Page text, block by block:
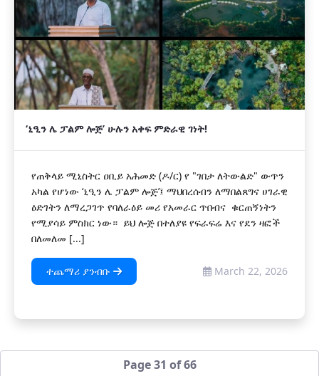
‎‘ኒዒን ሌ ፓልም ሎጅ’ ሁሉን አቀፍ ምድራዊ ገነት!
‎የጠቅላይ ሚኒስትር ዐቢይ አሕመድ (ዶ/ር) የ "ገበታ ለትውልድ" ውጥን
አካል የሆነው ‘ኒዒን ሌ ፓልም ሎጅ’፤ ማህበረሰብን ለማበልጸግና ሀገራዊ
ዕድገትን ለማረጋገጥ የባለራዕይ መሪ የአመራር ጥበብና ቁርጠኝነትን
የሚያሳይ ምስክር ነው። ‎ ‎ይህ ሎጅ በተለያዩ የፍራፍሬ እና የደን ዛፎች
በለመለመ [...]
ተጨማሪ ያንብቡ March 22, 2026
Page 31 of 66